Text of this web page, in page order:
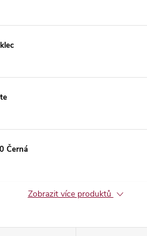
Černá
Zobrazit více produktů